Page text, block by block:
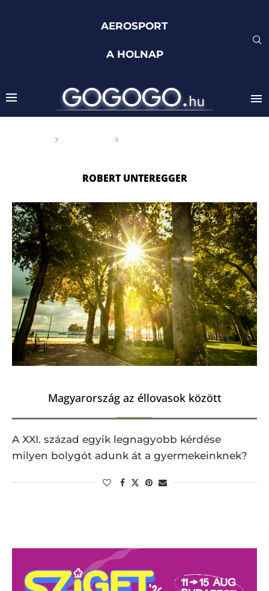
AEROSPORT
A HOLNAP
ROBERT UNTEREGGER
Magyarország az éllovasok között
A XXI. század egyik legnagyobb kérdése
milyen bolygót adunk át a gyermekeinknek?